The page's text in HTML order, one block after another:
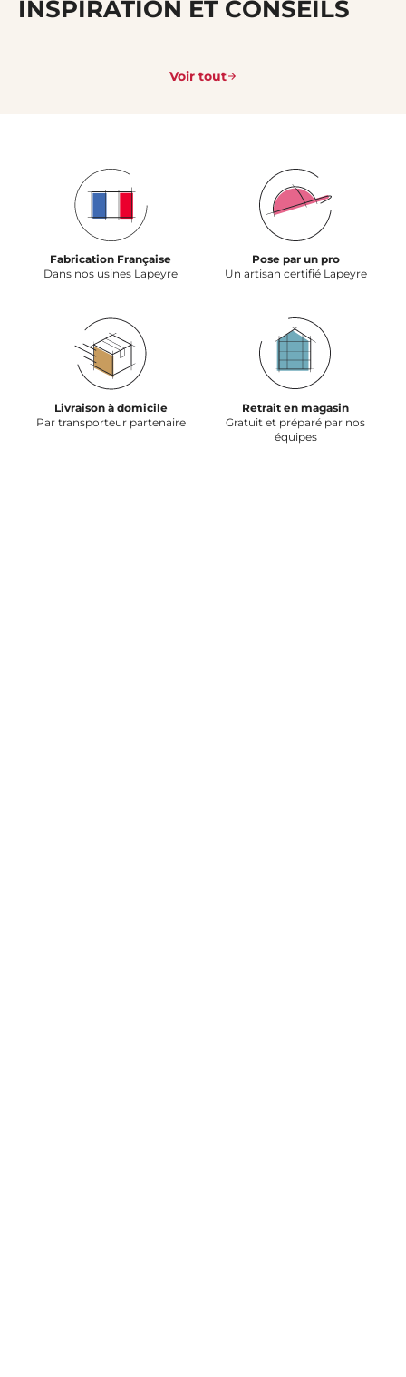
INSPIRATION ET CONSEILS
Voir tout
Fabrication Française
Dans nos usines Lapeyre
Pose par un pro
Un artisan certifié Lapeyre
Livraison à domicile
Par transporteur partenaire
Retrait en magasin
Gratuit et préparé par nos
équipes